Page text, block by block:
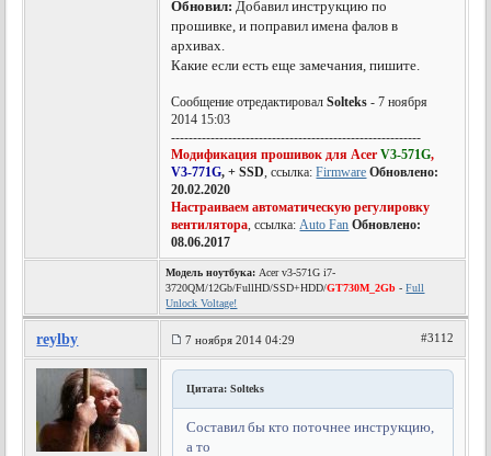
Обновил: Добавил инструкцию по
прошивке, и поправил имена фалов в
архивах.
Какие если есть еще замечания, пишите.
Сообщение отредактировалSolteks - 7 ноября
2014 15:03
---------------------------------------------------------
Модификация прошивок для AcerV3-571G,
V3-771G, + SSD, ссылка:Firmware Обновлено:
20.02.2020
Настраиваем автоматическую регулировку
вентилятора, ссылка:Auto Fan Обновлено:
08.06.2017
Модель ноутбука: Acer v3-571G i7-
3720QM/12Gb/FullHD/SSD+HDD/GT730M_2Gb -Full
Unlock Voltage!
reylby 7 ноября 2014 04:29 #3112
Цитата: Solteks
Составил бы кто поточнее инструкцию,
а то